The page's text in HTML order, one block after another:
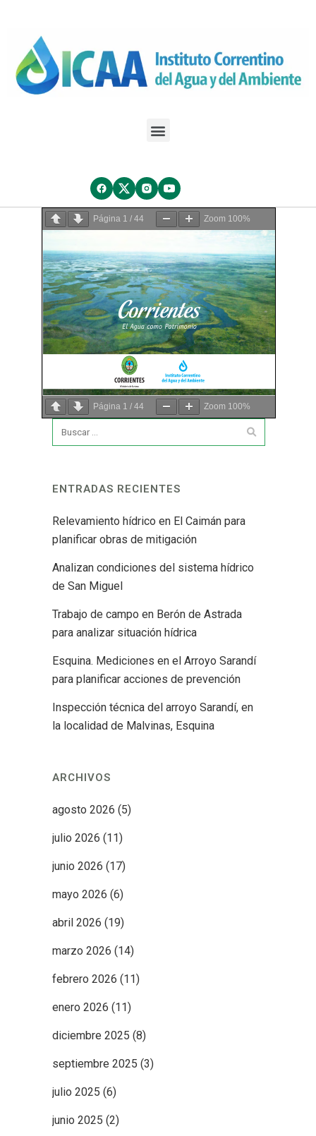
Página 1 / 44 Zoom 100%
Página 1 / 44 Zoom 100%
ENTRADAS RECIENTES
Relevamiento hídrico en El Caimán para
planificar obras de mitigación
Analizan condiciones del sistema hídrico
de San Miguel
Trabajo de campo en Berón de Astrada
para analizar situación hídrica
Esquina. Mediciones en el Arroyo Sarandí
para planificar acciones de prevención
Inspección técnica del arroyo Sarandí, en
la localidad de Malvinas, Esquina
ARCHIVOS
agosto 2026 (5)
julio 2026 (11)
junio 2026 (17)
mayo 2026 (6)
abril 2026 (19)
marzo 2026 (14)
febrero 2026 (11)
enero 2026 (11)
diciembre 2025 (8)
septiembre 2025 (3)
julio 2025 (6)
junio 2025 (2)